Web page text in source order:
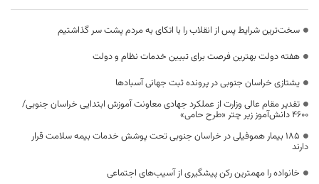
سخت‌ترین شرایط پس از انقلاب را با اتکای به مردم پشت سر گذاشتیم
هفته دولت بهترین فرصت برای تبیین خدمات نظام و دولت
یشتازی خراسان جنوبی در پرونده ثبت جهانی آسبادها
تقدیر مقام عالی وزارت از عملکرد جهادی معاونت آموزش ابتدایی خراسان جنوبی/
۴۶۰۰ دانش‌آموز زیر چتر «طرح حامی»
۱۸۵ بیمار هموفیلی در خراسان جنوبی تحت پوشش خدمات بیمه سلامت قرار
دارند
خانواده را مهمترین رکن پیشگیری از آسیب‌های اجتماعی